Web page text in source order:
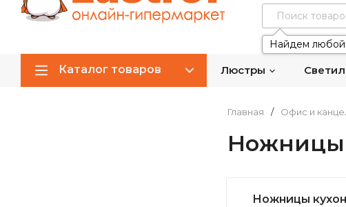
Найдем любой
Каталог товаров Люстры
Главная / Офис и
Ножницы
Ножницы